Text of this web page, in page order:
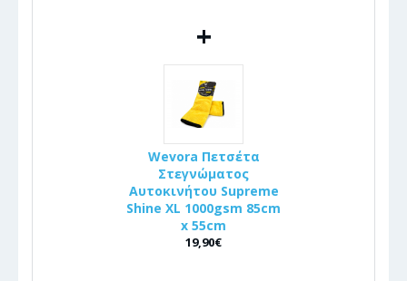
+
Wevora Πετσέτα
Στεγνώματος
Αυτοκινήτου Supreme
Shine XL 1000gsm 85cm
x 55cm
19,90€